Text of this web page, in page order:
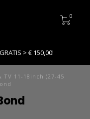
0
> € 150,00!
TV 11-18inch (27-45